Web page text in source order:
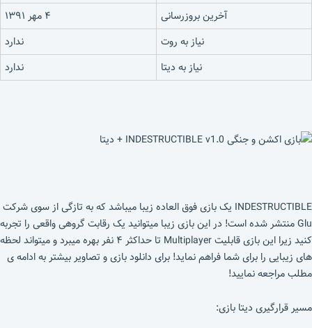
آخرین بروزرسانی
۴ مهر ۱۳۹۱
نیاز به روت
ندارد
نیاز به دیتا
ندارد
INDESTRUCTIBLE یک بازی فوق العاده زیبا میباشد که به تازگی از سوی شرکت
Glu منتشر شده است! در این بازی زیبا میتوانید یک رقابت گروهی واقعی را تجربه
کنید زیرا این بازی قابلیت Multiplayer تا حداکثر ۴ نفر بهره میبرد و میتواند لحظه
های زیبایی را برای شما فراهم نماید! برای دانلود بازی و تصاویر بیشتر به ادامه ی
مطلب مراجعه نمایید!
مسیر قرارگیری دیتا بازی: